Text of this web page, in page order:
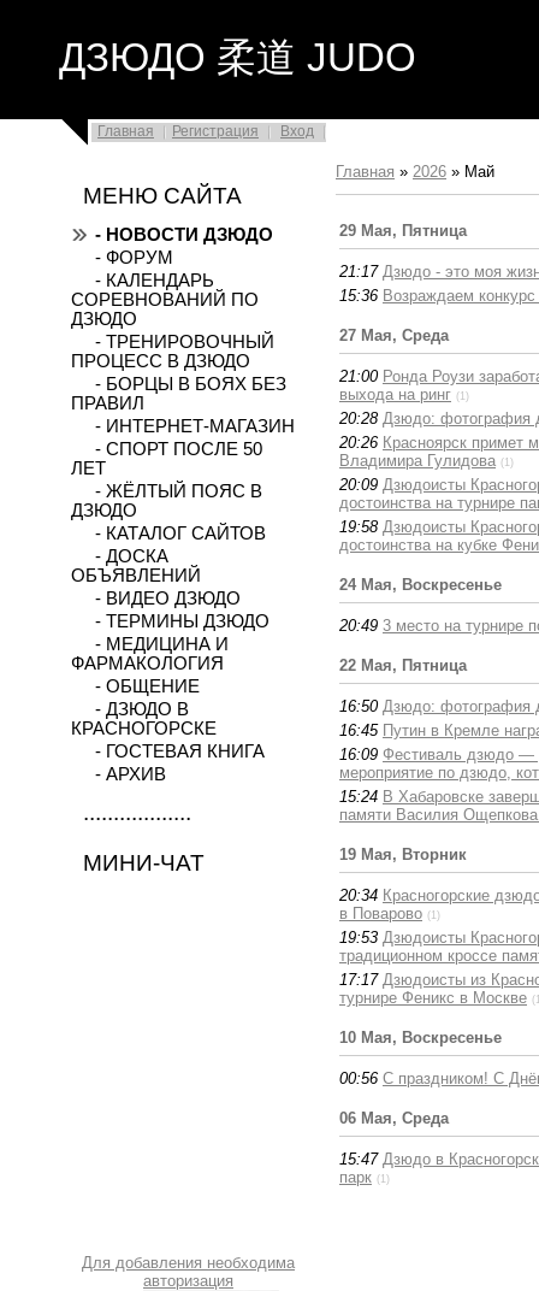
ДЗЮДО 柔道 JUDO
Главная Регистрация Вход
МЕНЮ САЙТА
- НОВОСТИ ДЗЮДО
- ФОРУМ
- КАЛЕНДАРЬ
СОРЕВНОВАНИЙ ПО
ДЗЮДО
- ТРЕНИРОВОЧНЫЙ
ПРОЦЕСС В ДЗЮДО
- БОРЦЫ В БОЯХ БЕЗ
ПРАВИЛ
- ИНТЕРНЕТ-МАГАЗИН
- СПОРТ ПОСЛЕ 50
ЛЕТ
- ЖЁЛТЫЙ ПОЯС В
ДЗЮДО
- КАТАЛОГ САЙТОВ
- ДОСКА
ОБЪЯВЛЕНИЙ
- ВИДЕО ДЗЮДО
- ТЕРМИНЫ ДЗЮДО
- МЕДИЦИНА И
ФАРМАКОЛОГИЯ
- ОБЩЕНИЕ
- ДЗЮДО В
КРАСНОГОРСКЕ
- ГОСТЕВАЯ КНИГА
- АРХИВ
..................
МИНИ-ЧАТ
Для добавления необходима
авторизация
Главная » 2026 » Май
29 Мая, Пятница
21:17 Дзюдо - это моя
15:36 Возраждаем
27 Мая, Среда
21:00 Ронда Роузи
выхода на ринг (1)
20:28 Дзюдо: фотография
20:26 Красноярск примет
Владимира Гулидова (1)
20:09 Дзюдоисты
достоинства на турнире
19:58 Дзюдоисты
достоинства на кубке
24 Мая, Воскресенье
20:49 3 место на турнире
22 Мая, Пятница
16:50 Дзюдо: фотография
16:45 Путин в Кремле
16:09 Фестиваль дзюдо —
мероприятие по дзюдо,
15:24 В Хабаровске
памяти Василия
19 Мая, Вторник
20:34 Красногорские
в Поварово (1)
19:53 Дзюдоисты
традиционном кроссе
17:17 Дзюдоисты из
турнире Феникс в Москве
10 Мая, Воскресенье
00:56 С праздником! С
06 Мая, Среда
15:47 Дзюдо в
парк (1)